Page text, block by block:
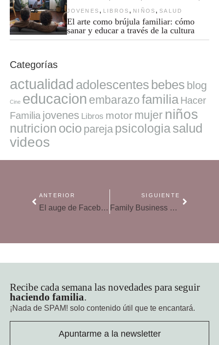
JOVENES , LIBROS , NIÑOS , SALUD
El arte como brújula familiar: cómo
sanar y educar a través de la cultura
Categorías
actualidad adolescentes bebes blog
Cine educacion embarazofamilia Hacer
Familia jovenes Libros motor mujer niños
nutricion ocio pareja psicologiasalud
videos
ANTERIOR
El auge de Facebook y ¿el fin? de la privacidad de uno de cada siete seres humanos
SIGUIENTE
Family Business School
Recibe cada semana las novedades para seguir
haciendo familia.
¡Nada de SPAM! solo contenido útil que te encantará.
Apuntarme a la newsletter